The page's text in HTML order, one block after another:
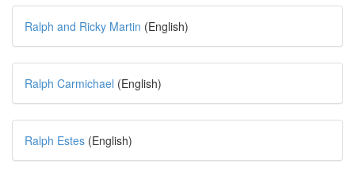
Ralph and Ricky Martin (English)
Ralph Carmichael (English)
Ralph Estes (English)